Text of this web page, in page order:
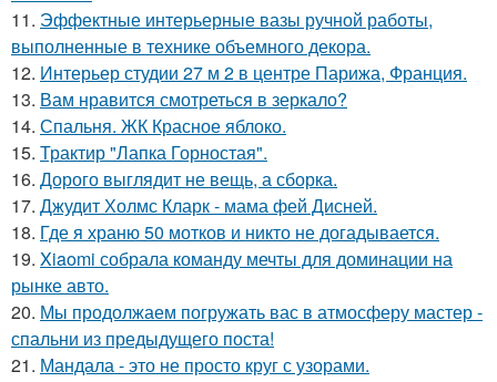
11. Эффектные интерьерные вазы ручной работы,
выполненные в технике объемного декора.
12. Интерьер студии 27 м 2 в центре Парижа, Франция.
13. Вам нравится смотреться в зеркало?
14. Спальня. ЖК Красное яблоко.
15. Трактир "Лапка Горностая".
16. Дорого выглядит не вещь, а сборка.
17. Джудит Холмс Кларк - мама фей Дисней.
18. Где я храню 50 мотков и никто не догадывается.
19. Xiaomi собрала команду мечты для доминации на
рынке авто.
20. Мы продолжаем погружать вас в атмосферу мастер -
спальни из предыдущего поста!
21. Мандала - это не просто круг с узорами.